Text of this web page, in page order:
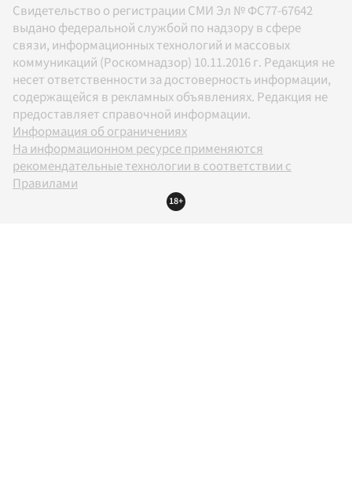
Свидетельство о регистрации СМИ Эл № ФС77-67642
выдано федеральной службой по надзору в сфере
связи, информационных технологий и массовых
коммуникаций (Роскомнадзор) 10.11.2016 г. Редакция не
несет ответственности за достоверность информации,
содержащейся в рекламных объявлениях. Редакция не
предоставляет справочной информации.
Информация об ограничениях
На информационном ресурсе применяются
рекомендательные технологии в соответствии с
Правилами
18+